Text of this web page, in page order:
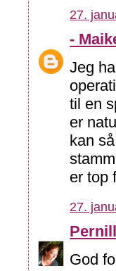
27.
-
Jeg
til en
er
kan
er top
27.
God